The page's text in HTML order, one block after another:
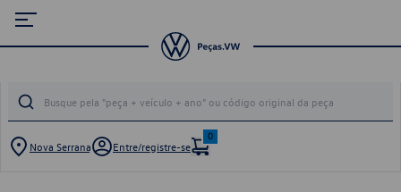
Nova Serrana Entre/registre-se
0